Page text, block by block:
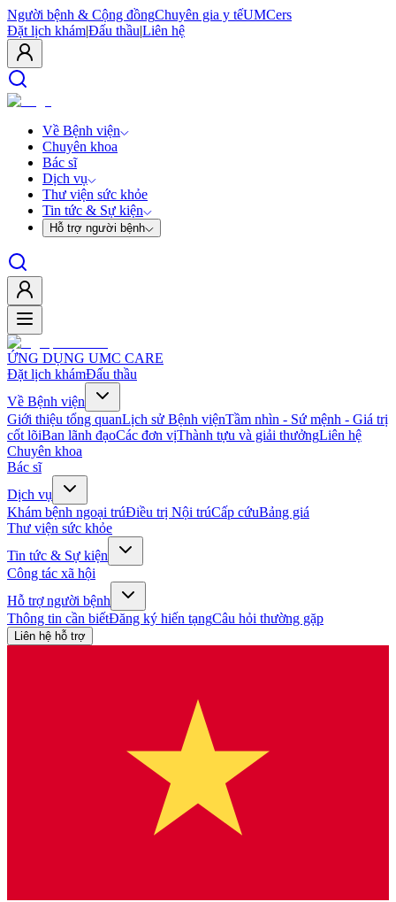
Người bệnh & Cộng đồngChuyên gia y tếUMCers
Đặt lịch khám|Đấu thầu|Liên hệ
Về Bệnh viện
Chuyên khoa
Bác sĩ
Dịch vụ
Thư viện sức khỏe
Tin tức & Sự kiện
Hỗ trợ người bệnh
ỨNG DỤNG UMC CARE
Đặt lịch khámĐấu thầu
Về Bệnh viện
Giới thiệu tổng quanLịch sử Bệnh việnTầm nhìn - Sứ mệnh - Giá trị
cốt lõiBan lãnh đạoCác đơn vịThành tựu và giải thưởngLiên hệ
Chuyên khoa
Bác sĩ
Dịch vụ
Khám bệnh ngoại trúĐiều trị Nội trúCấp cứuBảng giá
Thư viện sức khỏe
Tin tức & Sự kiện
Công tác xã hội
Hỗ trợ người bệnh
Thông tin cần biếtĐăng ký hiến tạngCâu hỏi thường gặp
Liên hệ hỗ trợ